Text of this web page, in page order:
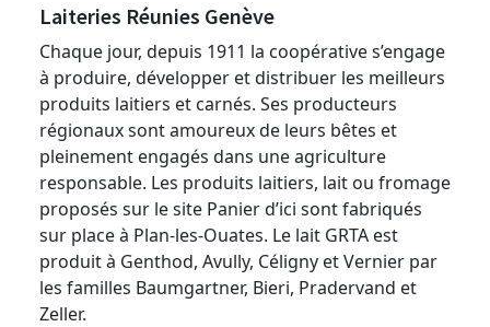
Laiteries Réunies Genève
Chaque jour, depuis 1911 la coopérative s’engage
à produire, développer et distribuer les meilleurs
produits laitiers et carnés. Ses producteurs
régionaux sont amoureux de leurs bêtes et
pleinement engagés dans une agriculture
responsable. Les produits laitiers, lait ou fromage
proposés sur le site Panier d’ici sont fabriqués
sur place à Plan-les-Ouates. Le lait GRTA est
produit à Genthod, Avully, Céligny et Vernier par
les familles Baumgartner, Bieri, Pradervand et
Zeller.